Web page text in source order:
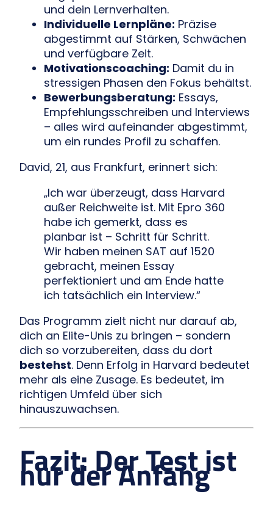
und dein Lernverhalten.
Individuelle Lernpläne: Präzise
abgestimmt auf Stärken, Schwächen
und verfügbare Zeit.
Motivationscoaching: Damit du in
stressigen Phasen den Fokus behältst.
Bewerbungsberatung: Essays,
Empfehlungsschreiben und Interviews
– alles wird aufeinander abgestimmt,
um ein rundes Profil zu schaffen.
David, 21, aus Frankfurt, erinnert sich:
„Ich war überzeugt, dass Harvard
außer Reichweite ist. Mit Epro 360
habe ich gemerkt, dass es
planbar ist – Schritt für Schritt.
Wir haben meinen SAT auf 1520
gebracht, meinen Essay
perfektioniert und am Ende hatte
ich tatsächlich ein Interview.“
Das Programm zielt nicht nur darauf ab,
dich an Elite-Unis zu bringen – sondern
dich so vorzubereiten, dass du dort
bestehst. Denn Erfolg in Harvard bedeutet
mehr als eine Zusage. Es bedeutet, im
richtigen Umfeld über sich
hinauszuwachsen.
Fazit: Der Test ist
nur der Anfang